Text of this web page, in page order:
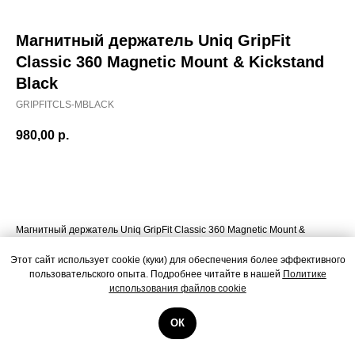
Этот сайт использует cookie (куки) для обеспечения более эффективного
пользовательского опыта. Подробнее читайте в нашей Политике
использования файлов cookie
ОК
Магнитный держатель Uniq GripFit
Classic 360 Magnetic Mount & Kickstand
Black
GRIPFITCLS-MBLACK
980,00 р.
Магнитный держатель Uniq GripFit Classic 360 Magnetic Mount &